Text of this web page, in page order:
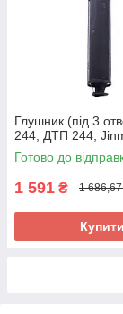
Глушник (під 3
244, ДТП 244,
Готово до
1 591 ₴ 1
Купити